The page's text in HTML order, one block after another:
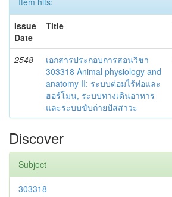
Issue
Date
Title
2548
เอกสารประกอบการสอนวิชา
303318 Animal physiology and
anatomy II: ระบบต่อมไร้ท่อและ
ฮอร์โมน, ระบบทางเดินอาหาร
และระบบขับถ่ายปัสสาวะ
Discover
Subject
303318